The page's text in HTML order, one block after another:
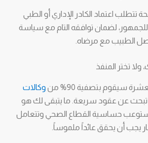
تتطلب اعتماد الكادر الإداري أو الطبي
لضمان توافقه التام مع سياسة
الطبيب مع مرضاه.
ولا تختر المنفذ
سيقوم بتصفية 90% من
وكالات
تبحث عن عقود سريعة. ما يتبقى لك هو
تستوعب حساسية القطاع الصحي وتتعامل
يجب أن يحقق عائداً ملموساً.